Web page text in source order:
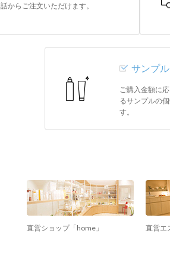
話からご注文いただけます。
サンプ
ご購入金額に
るサンプルの
す。
直営ショップ「home」 直営エ